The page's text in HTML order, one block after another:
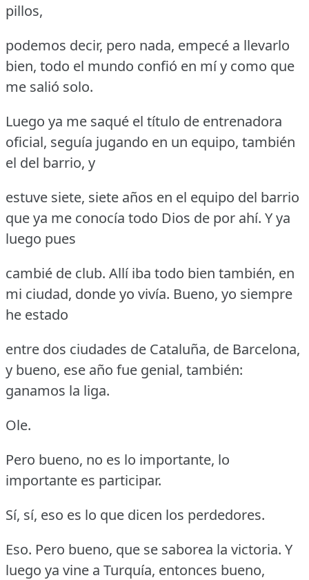
pillos,
podemos decir, pero nada, empecé a llevarlo
bien, todo el mundo confió en mí y como que
me salió solo.
Luego ya me saqué el título de entrenadora
oficial, seguía jugando en un equipo, también
el del barrio, y
estuve siete, siete años en el equipo del barrio
que ya me conocía todo Dios de por ahí. Y ya
luego pues
cambié de club. Allí iba todo bien también, en
mi ciudad, donde yo vivía. Bueno, yo siempre
he estado
entre dos ciudades de Cataluña, de Barcelona,
y bueno, ese año fue genial, también:
ganamos la liga.
Ole.
Pero bueno, no es lo importante, lo
importante es participar.
Sí, sí, eso es lo que dicen los perdedores.
Eso. Pero bueno, que se saborea la victoria. Y
luego ya vine a Turquía, entonces bueno,